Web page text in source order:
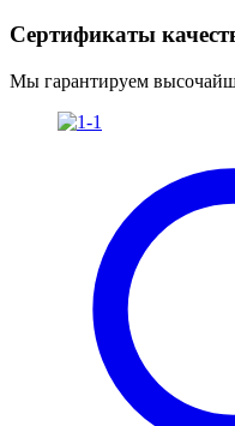
Сертификаты
Мы гарантируем